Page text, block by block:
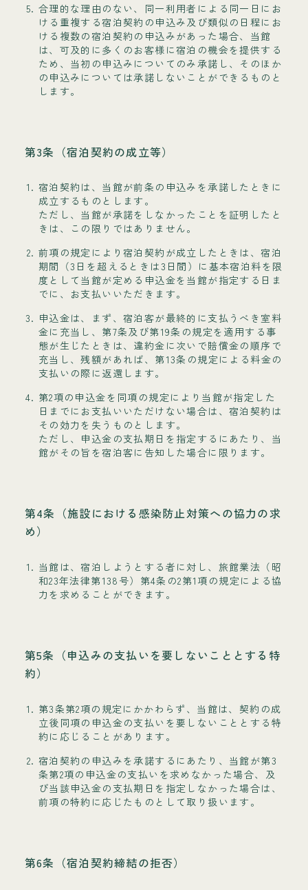
合理的な理由のない、同一利用者による同一日にお
ける重複する宿泊契約の申込み及び類似の日程にお
ける複数の宿泊契約の申込みがあった場合、当館
は、可及的に多くのお客様に宿泊の機会を提供する
ため、当初の申込みについてのみ承諾し、そのほか
の申込みについては承諾しないことができるものと
します。
第3条（宿泊契約の成立等）
宿泊契約は、当館が前条の申込みを承諾したときに
成立するものとします。
ただし、当館が承諾をしなかったことを証明したと
きは、この限りではありません。
前項の規定により宿泊契約が成立したときは、宿泊
期間（3日を超えるときは3日間）に基本宿泊料を限
度として当館が定める申込金を当館が指定する日ま
でに、お支払いいただきます。
申込金は、まず、宿泊客が最終的に支払うべき室料
金に充当し、第7条及び第19条の規定を適用する事
態が生じたときは、違約金に次いで賠償金の順序で
充当し、残額があれば、第13条の規定による料金の
支払いの際に返還します。
第2項の申込金を同項の規定により当館が指定した
日までにお支払いいただけない場合は、宿泊契約は
その効力を失うものとします。
ただし、申込金の支払期日を指定するにあたり、当
館がその旨を宿泊客に告知した場合に限ります。
第4条（施設における感染防止対策への協力の求
め）
当館は、宿泊しようとする者に対し、旅館業法（昭
和23年法律第138号）第4条の2第1項の規定による協
力を求めることができます。
第5条（申込みの支払いを要しないこととする特
約）
第3条第2項の規定にかかわらず、当館は、契約の成
立後同項の申込金の支払いを要しないこととする特
約に応じることがあります。
宿泊契約の申込みを承諾するにあたり、当館が第3
条第2項の申込金の支払いを求めなかった場合、及
び当該申込金の支払期日を指定しなかった場合は、
前項の特約に応じたものとして取り扱います。
第6条（宿泊契約締結の拒否）